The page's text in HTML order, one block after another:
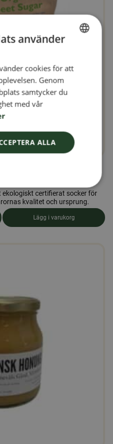
ekologiskt certifierat socker för
kvalitet och ursprung.
strösocker 25 kg
Lägg i varukorg
FINNISH
DANISH
använder
cookies för att
Genom
samtycker du
med vår
ALLA